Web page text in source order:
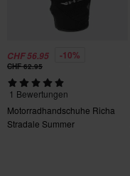
CHF 56.95 -10%
CHF 62.95
1 Bewertungen
Motorradhandschuhe Richa
Stradale Summer